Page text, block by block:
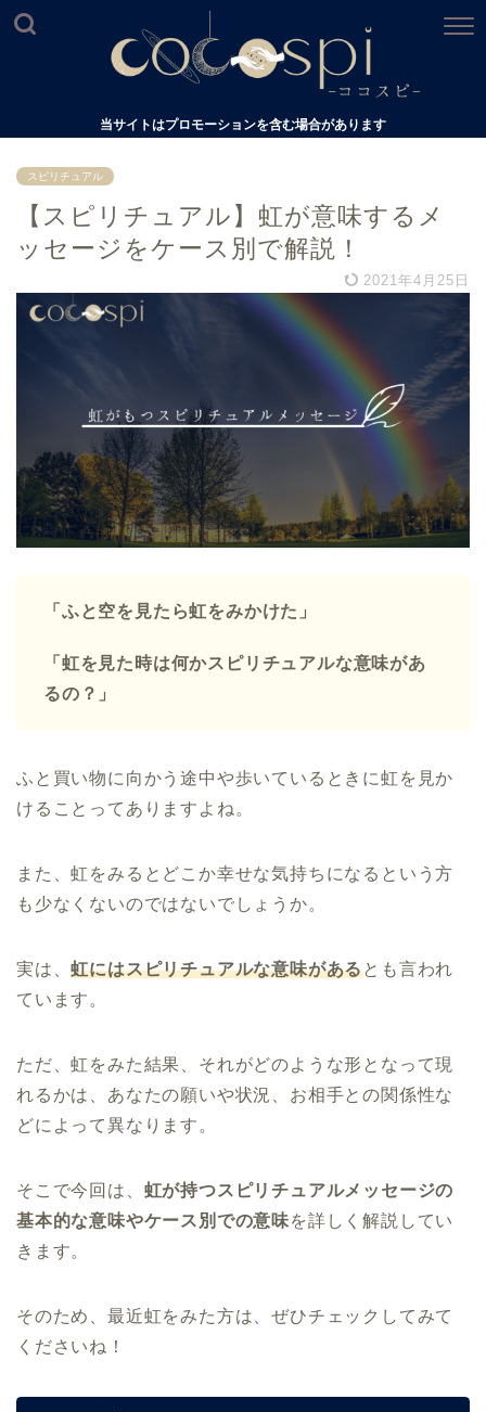
当サイトはプロモーションを含む場合があります
スピリチュアル
【スピリチュアル】虹が意味するメ
ッセージをケース別で解説！
2021年4月25日
「ふと空を見たら虹をみかけた」
「虹を見た時は何かスピリチュアルな意味があ
るの？」
ふと買い物に向かう途中や歩いているときに虹を見か
けることってありますよね。
また、虹をみるとどこか幸せな気持ちになるという方
も少なくないのではないでしょうか。
実は、虹にはスピリチュアルな意味があるとも言われ
ています。
ただ、虹をみた結果、それがどのような形となって現
れるかは、あなたの願いや状況、お相手との関係性な
どによって異なります。
そこで今回は、 虹が持つスピリチュアルメッセージの
基本的な意味やケース別での意味を詳しく解説してい
きます。
そのため、最近虹をみた方は、ぜひチェックしてみて
くださいね！